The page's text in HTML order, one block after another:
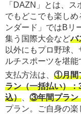
「DAZN」とは、
でもどこでも楽し
ンダード」ではBリ
集う国際大会などバ
以外にもプロ野球
ルチスポーツを堪能
支払方法は、 ①月間
ラン（一括払い）
込）、 ③年間プラン
プラン。ご自身の楽